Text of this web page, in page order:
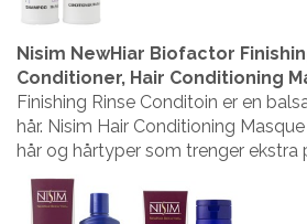
Nisim NewHiar Biofactor
Conditioner, Hair Conditioning
Finishing Rinse Conditoin er en
hår. Nisim Hair Conditioning
hår og hårtyper som trenger ekstra